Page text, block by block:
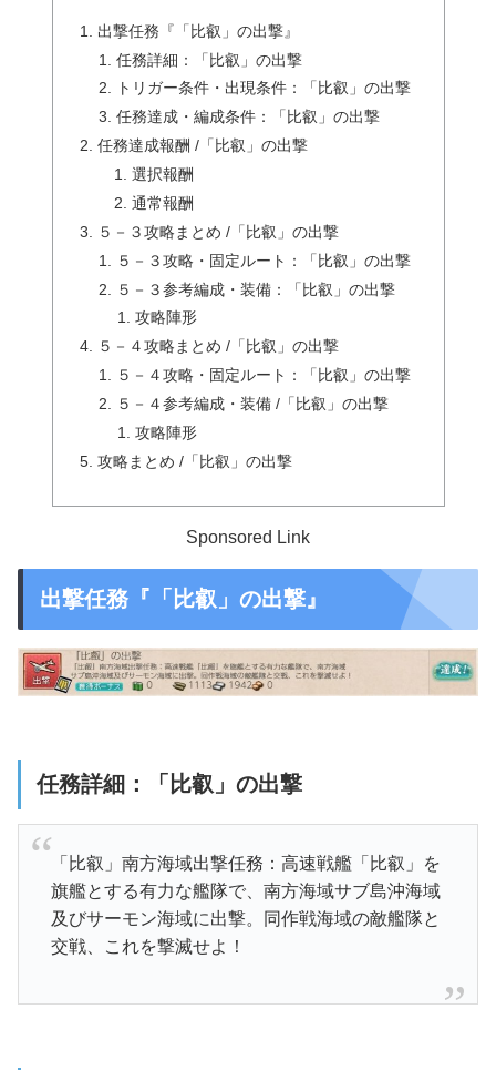
出撃任務『「比叡」の出撃』
任務詳細：「比叡」の出撃
トリガー条件・出現条件：「比叡」の出撃
任務達成・編成条件：「比叡」の出撃
任務達成報酬 /「比叡」の出撃
選択報酬
通常報酬
５－３攻略まとめ /「比叡」の出撃
５－３攻略・固定ルート：「比叡」の出撃
５－３参考編成・装備：「比叡」の出撃
攻略陣形
５－４攻略まとめ /「比叡」の出撃
５－４攻略・固定ルート：「比叡」の出撃
５－４参考編成・装備 /「比叡」の出撃
攻略陣形
攻略まとめ /「比叡」の出撃
Sponsored Link
出撃任務『「比叡」の出撃』
任務詳細：「比叡」の出撃
「比叡」南方海域出撃任務： 高速戦艦「比叡」を
旗艦とする有力な艦隊で、 南方海域サブ島沖海域
及びサーモン海域に出撃。
同作戦海域の敵艦隊と
交戦、これを撃滅せよ！